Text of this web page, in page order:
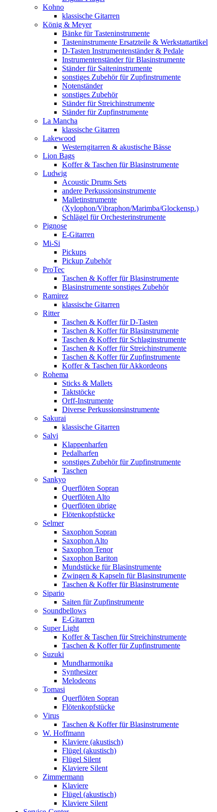
Kohno
klassische Gitarren
König & Meyer
Bänke für Tasteninstrumente
Tasteninstrumente Ersatzteile & Werkstattartikel
D-Tasten Instrumentenständer & Pedale
Instrumentenständer für Blasinstrumente
Ständer für Saiteninstrumente
sonstiges Zubehör für Zupfinstrumente
Notenständer
sonstiges Zubehör
Ständer für Streichinstrumente
Ständer für Zupfinstrumente
La Mancha
klassische Gitarren
Lakewood
Westerngitarren & akustische Bässe
Lion Bags
Koffer & Taschen für Blasinstrumente
Ludwig
Acoustic Drums Sets
andere Perkussionsinstrumente
Malletinstrumente
(Xylophon/Vibraphon/Marimba/Glockensp.)
Schlägel für Orchesterinstrumente
Pignose
E-Gitarren
Mi-Si
Pickups
Pickup Zubehör
ProTec
Taschen & Koffer für Blasinstrumente
Blasinstrumente sonstiges Zubehör
Ramirez
klassische Gitarren
Ritter
Taschen & Koffer für D-Tasten
Taschen & Koffer für Blasinstrumente
Taschen & Koffer für Schlaginstrumente
Taschen & Koffer für Streichinstrumente
Taschen & Koffer für Zupfinstrumente
Koffer & Taschen für Akkordeons
Rohema
Sticks & Mallets
Taktstöcke
Orff-Instrumente
Diverse Perkussionsinstrumente
Sakurai
klassische Gitarren
Salvi
Klappenharfen
Pedalharfen
sonstiges Zubehör für Zupfinstrumente
Taschen
Sankyo
Querflöten Sopran
Querflöten Alto
Querflöten übrige
Flötenkopfstücke
Selmer
Saxophon Sopran
Saxophon Alto
Saxophon Tenor
Saxophon Bariton
Mundstücke für Blasinstrumente
Zwingen & Kapseln für Blasinstrumente
Taschen & Koffer für Blasinstrumente
Sipario
Saiten für Zupfinstrumente
Soundbellows
E-Gitarren
Super Light
Koffer & Taschen für Streichinstrumente
Taschen & Koffer für Zupfinstrumente
Suzuki
Mundharmonika
Synthesizer
Melodeons
Tomasi
Querflöten Sopran
Flötenkopfstücke
Virus
Taschen & Koffer für Blasinstrumente
W. Hoffmann
Klaviere (akustisch)
Flügel (akustisch)
Flügel Silent
Klaviere Silent
Zimmermann
Klaviere
Flügel (akustisch)
Klaviere Silent